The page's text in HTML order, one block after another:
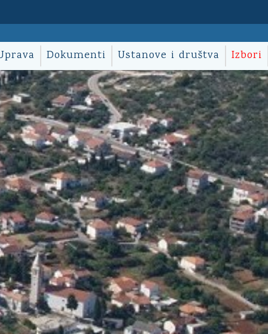
Dokumenti Ustanove i društva Izbori